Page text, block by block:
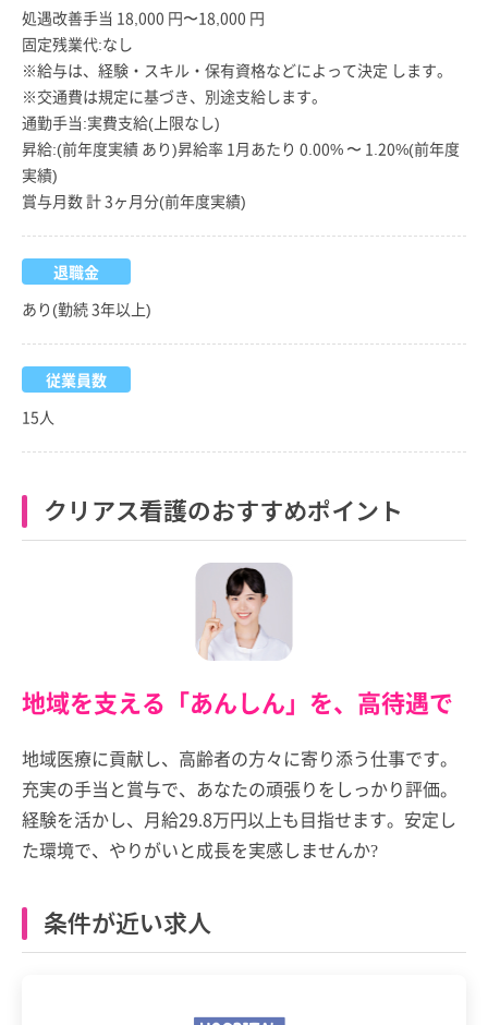
処遇改善手当 18,000 円〜18,000 円
固定残業代:なし
※給与は、経験・スキル・保有資格などによって決定 します。
※交通費は規定に基づき、別途支給します。
通勤手当:実費支給(上限なし)
昇給:(前年度実績 あり)昇給率 1月あたり 0.00% 〜 1.20%(前年度
実績)
賞与月数 計 3ヶ月分(前年度実績)
退職金
あり(勤続 3年以上)
従業員数
15人
クリアス看護のおすすめポイント
地域を支える「あんしん」を、高待遇で
地域医療に貢献し、高齢者の方々に寄り添う仕事です。
充実の手当と賞与で、あなたの頑張りをしっかり評価。
経験を活かし、月給29.8万円以上も目指せます。安定し
た環境で、やりがいと成長を実感しませんか?
条件が近い求人